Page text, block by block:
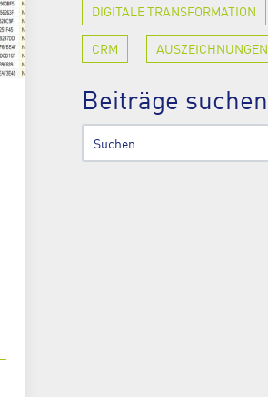
DIGITALE TRANSFORMATION
CRM AUSZEICHNUNGEN
Beiträge suchen